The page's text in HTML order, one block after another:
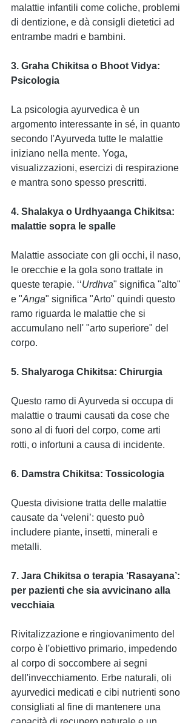
malattie infantili come coliche, problemi
di dentizione, e dà consigli dietetici ad
entrambe madri e bambini.
3. Graha Chikitsa o Bhoot Vidya:
Psicologia
La psicologia ayurvedica è un
argomento interessante in sé, in quanto
secondo l'Ayurveda tutte le malattie
iniziano nella mente. Yoga,
visualizzazioni, esercizi di respirazione
e mantra sono spesso prescritti.
4. Shalakya o Urdhyaanga Chikitsa:
malattie sopra le spalle
Malattie associate con gli occhi, il naso,
le orecchie e la gola sono trattate in
queste terapie. ‘‘Urdhva" significa "alto"
e "Anga" significa "Arto" quindi questo
ramo riguarda le malattie che si
accumulano nell' "arto superiore" del
corpo.
5. Shalyaroga Chikitsa: Chirurgia
Questo ramo di Ayurveda si occupa di
malattie o traumi causati da cose che
sono al di fuori del corpo, come arti
rotti, o infortuni a causa di incidente.
6. Damstra Chikitsa: Tossicologia
Questa divisione tratta delle malattie
causate da ‘veleni’: questo può
includere piante, insetti, minerali e
metalli.
7. Jara Chikitsa o terapia ‘Rasayana’:
per pazienti che sia avvicinano alla
vecchiaia
Rivitalizzazione e ringiovanimento del
corpo è l'obiettivo primario, impedendo
al corpo di soccombere ai segni
dell'invecchiamento. Erbe naturali, oli
ayurvedici medicati e cibi nutrienti sono
consigliati al fine di mantenere una